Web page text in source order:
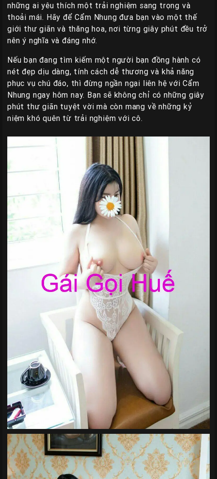
những ai yêu thích một trải nghiệm sang trọng và
thoải mái. Hãy để Cẩm Nhung đưa bạn vào một thế
giới thư giãn và thăng hoa, nơi từng giây phút đều trở
nên ý nghĩa và đáng nhớ.
Nếu bạn đang tìm kiếm một người bạn đồng hành có
nét đẹp dịu dàng, tính cách dễ thương và khả năng
phục vụ chú đáo, thì đừng ngần ngại liên hệ với Cẩm
Nhung ngay hôm nay. Bạn sẽ không chỉ có những giây
phút thư giãn tuyệt vời mà còn mang về những kỷ
niệm khó quên từ trải nghiệm với cô.